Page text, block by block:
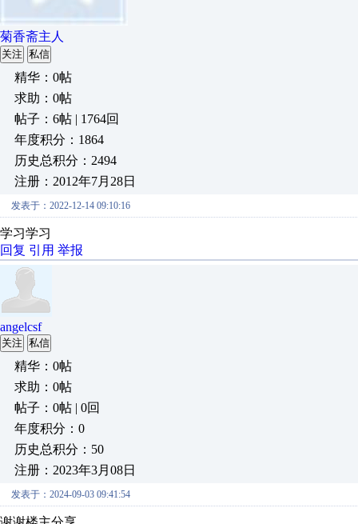
菊香斋主人
关注 私信
精华：0帖
求助：0帖
帖子：6帖 | 1764回
年度积分：1864
历史总积分：2494
注册：2012年7月28日
发表于：2022-12-14 09:10:16
学习学习
回复 引用 举报
angelcsf
关注 私信
精华：0帖
求助：0帖
帖子：0帖 | 0回
年度积分：0
历史总积分：50
注册：2023年3月08日
发表于：2024-09-03 09:41:54